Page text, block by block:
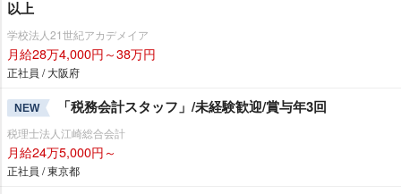
以上
学校法人21世紀アカデメイア
月給28万4,000円～38万円
正社員 / 大阪府
NEW 「税務会計スタッフ」/未経験歓迎/賞与年3回
税理士法人江崎総合会計
月給24万5,000円～
正社員 / 東京都